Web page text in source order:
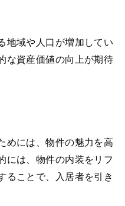
地域や人口が増加してい
な資産価値の向上が期待
めには、物件の魅力を高
には、物件の内装をリフ
ることで、入居者を引き